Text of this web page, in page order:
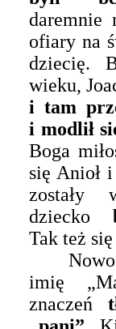
ofiary na
dziecię.
wieku,
i tam
i modlił
Boga
się Anioł
zostały
dziecko
Tak też się
imię
znaczeń